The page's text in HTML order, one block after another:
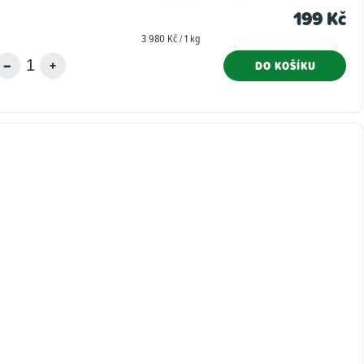
199 Kč
Měrná
3 980 Kč / 1 kg
DO KOŠÍKU